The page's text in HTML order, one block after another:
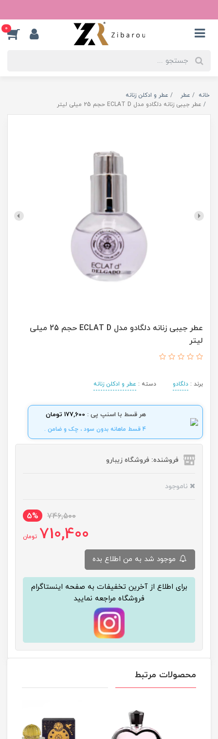
0
خانه عطر
عطر و ادکلن زنانه
عطر جیبی زنانه دلگادو مدل ECLAT D حجم 25 میلی لیتر
عطر جیبی زنانه دلگادو مدل ECLAT D حجم 25 میلی
لیتر
برند : دلگادو دسته : عطر و ادکلن زنانه
هر قسط با اسنپ پی : 177,600 تومان
4 قسط ماهانه بدون سود ، چک و ضامن .
فروشنده: فروشگاه زیبارو
ناموجود
746,500
5%
710,400 تومان
برای اطلاع از آخرین تخفیفات به صفحه اینستاگرام
فروشگاه مراجعه نمایید
محصولات مرتبط